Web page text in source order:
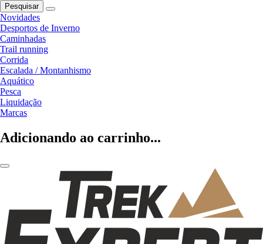
Pesquisar
Novidades
Desportos de Inverno
Caminhadas
Trail running
Corrida
Escalada / Montanhismo
Aquático
Pesca
Liquidação
Marcas
Adicionando ao carrinho...